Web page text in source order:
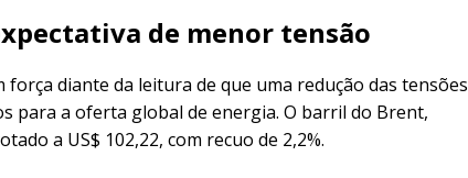
de menor tensão
diante da leitura de que uma redução das tensões
para a oferta global de energia. O barril do Brent,
a US$ 102,22, com recuo de 2,2%.